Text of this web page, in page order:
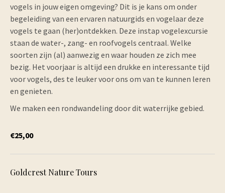
vogels in jouw eigen omgeving? Dit is je kans om onder
begeleiding van een ervaren natuurgids en vogelaar deze
vogels te gaan (her)ontdekken. Deze instap vogelexcursie
staan de water-, zang- en roofvogels centraal. Welke
soorten zijn (al) aanwezig en waar houden ze zich mee
bezig. Het voorjaar is altijd een drukke en interessante tijd
voor vogels, des te leuker voor ons om van te kunnen leren
en genieten.
We maken een rondwandeling door dit waterrijke gebied.
€25,00
Goldcrest Nature Tours